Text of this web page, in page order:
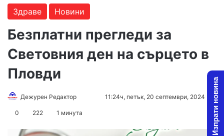
Здраве Новини
Безплатни прегледи за
Световния ден на сърцето в
Пловди
Дежурен Редактор
Send11:24ч, петък, 20 септември, 2024
0 222 1 минута Изпрати новина